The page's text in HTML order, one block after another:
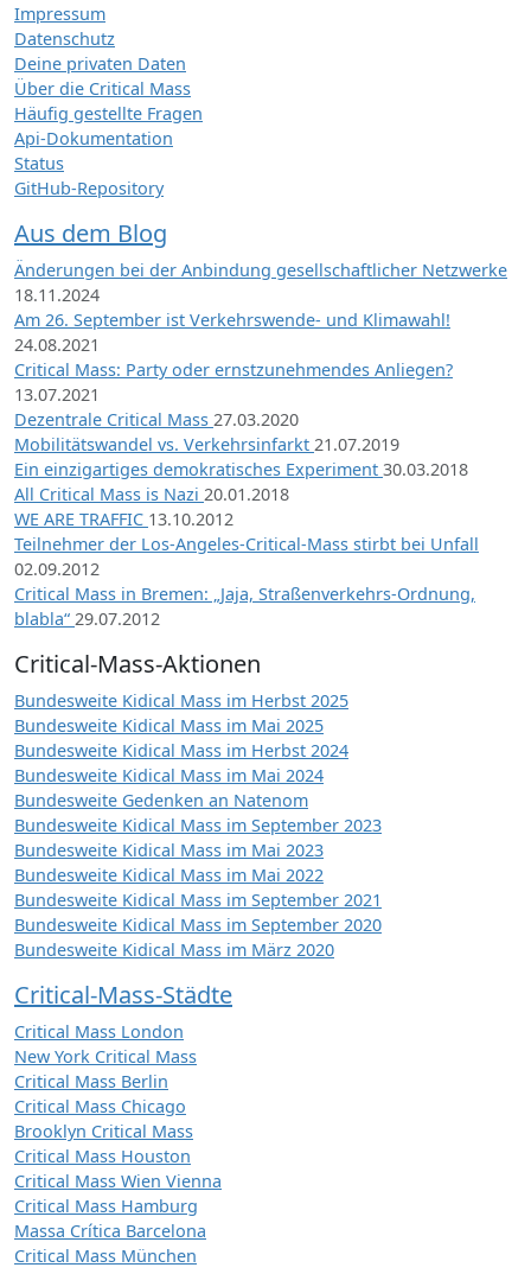
Impressum
Datenschutz
Deine privaten Daten
Über die Critical Mass
Häufig gestellte Fragen
Api-Dokumentation
Status
GitHub-Repository
Aus dem Blog
Änderungen bei der Anbindung gesellschaftlicher Netzwerke
18.11.2024
Am 26. September ist Verkehrswende- und Klimawahl!
24.08.2021
Critical Mass: Party oder ernstzunehmendes Anliegen?
13.07.2021
Dezentrale Critical Mass 27.03.2020
Mobilitätswandel vs. Verkehrsinfarkt 21.07.2019
Ein einzigartiges demokratisches Experiment 30.03.2018
All Critical Mass is Nazi 20.01.2018
WE ARE TRAFFIC 13.10.2012
Teilnehmer der Los-Angeles-Critical-Mass stirbt bei Unfall
02.09.2012
Critical Mass in Bremen: „Jaja, Straßenverkehrs-Ordnung,
blabla“ 29.07.2012
Critical-Mass-Aktionen
Bundesweite Kidical Mass im Herbst 2025
Bundesweite Kidical Mass im Mai 2025
Bundesweite Kidical Mass im Herbst 2024
Bundesweite Kidical Mass im Mai 2024
Bundesweite Gedenken an Natenom
Bundesweite Kidical Mass im September 2023
Bundesweite Kidical Mass im Mai 2023
Bundesweite Kidical Mass im Mai 2022
Bundesweite Kidical Mass im September 2021
Bundesweite Kidical Mass im September 2020
Bundesweite Kidical Mass im März 2020
Critical-Mass-Städte
Critical Mass London
New York Critical Mass
Critical Mass Berlin
Critical Mass Chicago
Brooklyn Critical Mass
Critical Mass Houston
Critical Mass Wien Vienna
Critical Mass Hamburg
Massa Crítica Barcelona
Critical Mass München